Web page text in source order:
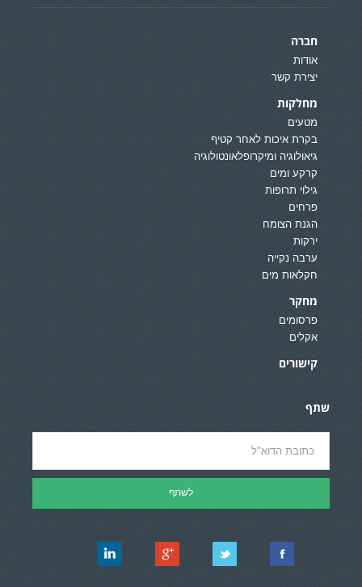
חברה
אודות
יצירת קשר
מחלקות
מטעים
בקרת איכות לאחר קטיף
גיאולוגיה ומיקרופלאונטולוגיה
קרקע ומים
גילוי תרופות
פרחים
הגנת הצומח
ירקות
ערבה נקייה
חקלאות מים
מחקר
פרסומים
אקלים
קישורים
שתף